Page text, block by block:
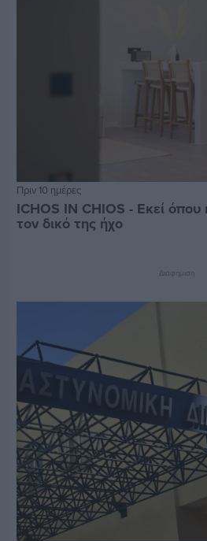
Πριν 10 ημέρες
ICHOS IN CHIOS - Εκεί
τον δικό της ήχο
Διαφήμιση